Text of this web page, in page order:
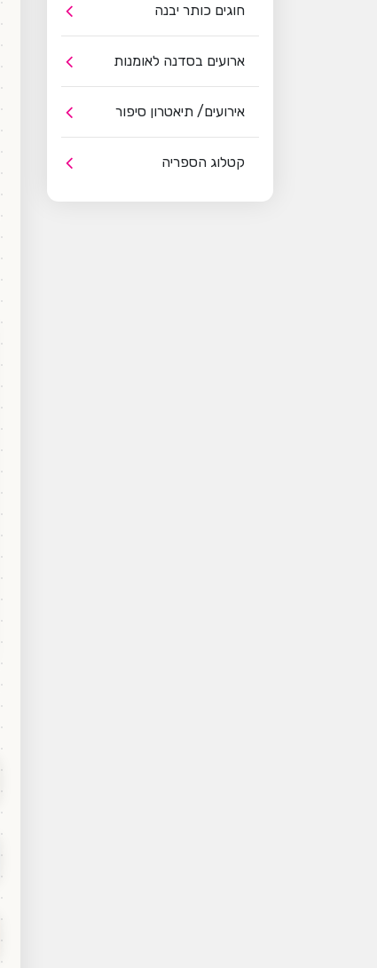
חוגים כותר יבנה
ארועים בסדנה לאומנות
אירועים/ תיאטרון סיפור
קטלוג הספריה